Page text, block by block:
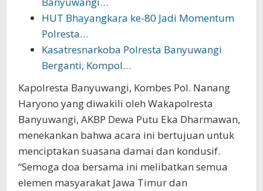
HUT Bhayangkara ke-80 Jadi Momentum
Polresta…
Kasatresnarkoba Polresta Banyuwangi
Berganti, Kompol…
Kapolresta Banyuwangi, Kombes Pol. Nanang
Haryono yang diwakili oleh Wakapolresta
Banyuwangi, AKBP Dewa Putu Eka Dharmawan,
menekankan bahwa acara ini bertujuan untuk
menciptakan suasana damai dan kondusif.
“Semoga doa bersama ini melibatkan semua
elemen masyarakat Jawa Timur dan